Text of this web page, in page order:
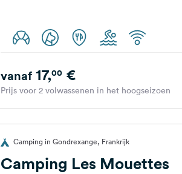
vanaf17,00€
Prijs voor 2 volwassenen in het hoogseizoen
Camping in Gondrexange, Frankrijk
Camping Les Mouettes